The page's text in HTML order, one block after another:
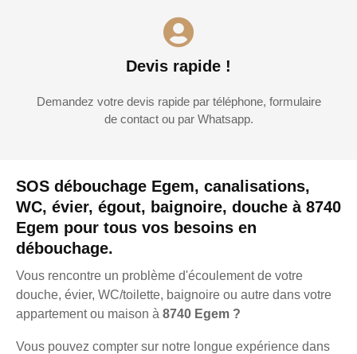
SOS débouchage Egem, canalisations,
WC, évier, égout, baignoire, douche à 8740
Egem pour tous vos besoins en
débouchage.
Vous rencontre un problème d'écoulement de votre
douche, évier, WC/toilette, baignoire ou autre dans votre
appartement ou maison à 8740 Egem ?
Vous pouvez compter sur notre longue expérience dans
Devis rapide !
Demandez votre devis rapide par téléphone, formulaire
de contact ou par Whatsapp.